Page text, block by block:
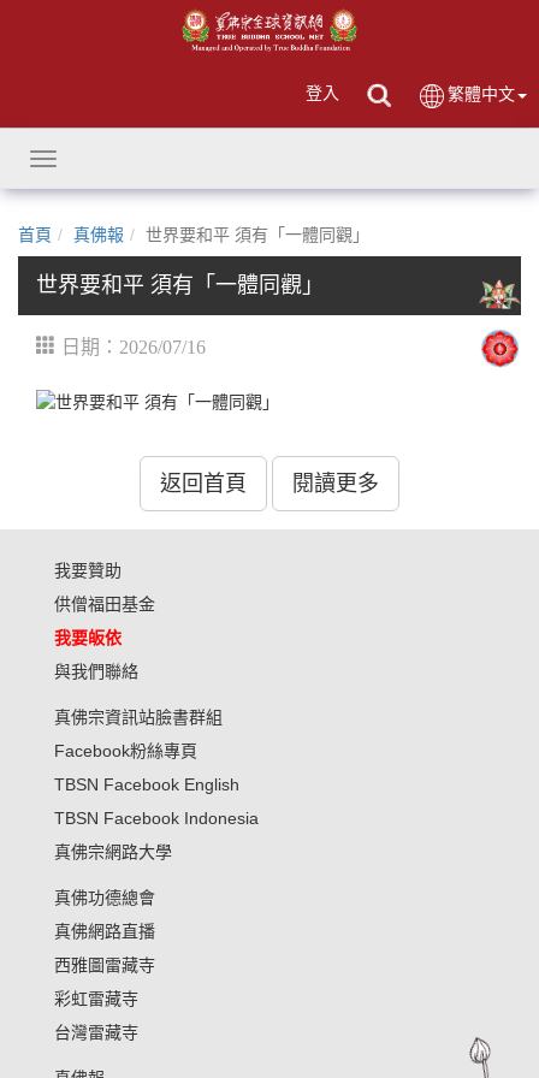
登入 繁體中文
Toggle
navigation
首頁 真佛報 世界要和平 須有「一體同觀」
世界要和平 須有「一體同觀」
日期：2026/07/16
返回首頁 閱讀更多
我要贊助
供僧福田基金
我要皈依
與我們聯絡
真佛宗資訊站臉書群組
Facebook粉絲專頁
TBSN Facebook English
TBSN Facebook Indonesia
真佛宗網路大學
真佛功德總會
真佛網路直播
西雅圖雷藏寺
彩虹雷藏寺
台灣雷藏寺